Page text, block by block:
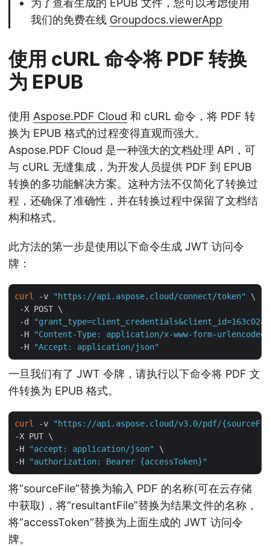
为了查看生成的 EPUB 文件，您可以考虑使用
我们的免费在线 Groupdocs.viewerApp
使用 cURL 命令将 PDF 转换
为 EPUB
使用 Aspose.PDF Cloud 和 cURL 命令，将 PDF 转
换为 EPUB 格式的过程变得直观而强大。
Aspose.PDF Cloud 是一种强大的文档处理 API，可
与 cURL 无缝集成，为开发人员提供 PDF 到 EPUB
转换的多功能解决方案。这种方法不仅简化了转换过
程，还确保了准确性，并在转换过程中保留了文档结
构和格式。
此方法的第一步是使用以下命令生成 JWT 访问令
牌：
curl -v "https://api.aspose.cloud/connect/token"
\
-X POST \
-d
-H
"Content-Type: application/x-www-form-urlencoded"
-H
"Accept: application/json"
一旦我们有了 JWT 令牌，请执行以下命令将 PDF 文
件转换为 EPUB 格式。
curl -v
"https://api.aspose.cloud/v3.0/pdf/
-X PUT \
-H
"accept: application/json"
\
-H
"authorization: Bearer {accessToken}"
将“sourceFile”替换为输入 PDF 的名称(可在云存储
中获取)，将“resultantFile”替换为结果文件的名称，
将“accessToken”替换为上面生成的 JWT 访问令
牌。